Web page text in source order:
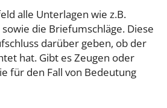
alle Unterlagen wie z.B.
die Briefumschläge. Diese
darüber geben, ob der
hat. Gibt es Zeugen oder
für den Fall von Bedeutung